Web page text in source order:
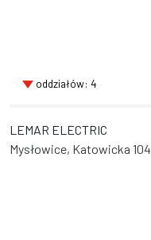
oddziałów: 4
LEMAR ELECTRIC
Mysłowice, Katowicka 104